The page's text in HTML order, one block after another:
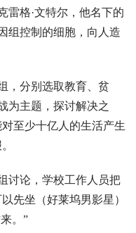
雷格·文特尔，他名下的
组控制的细胞，向人造
，分别选取教育、贫
为主题，探讨解决之
至少十亿人的生活产生
讨论，学校工作人员把
先坐（好莱坞男影星）
。”